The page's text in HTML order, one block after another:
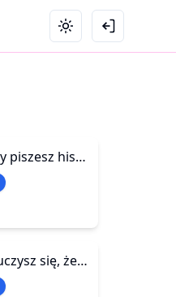
&quot;Kiedy piszesz historię swojego życia, nie pozwól, aby ktoś inny trzymał pióro.&quot;
Z wiekiem uczysz się, że „mniej” naprawdę znaczy „więcej” — mniej ludzi, mniej słów, mniej oczekiwań. Więcej ciszy, więcej zrozumienia.